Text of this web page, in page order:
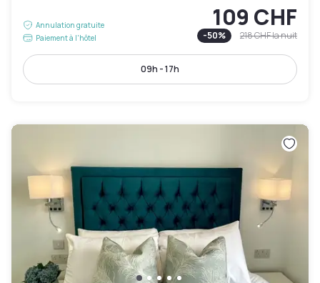
Annulation gratuite
Paiement à l'hôtel
109 CHF
-50% 218 CHFla nuit
09h - 17h